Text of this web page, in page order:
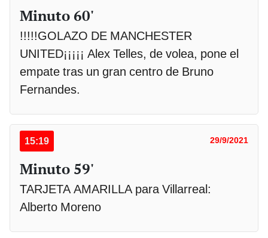
Minuto 60'
!!!!!GOLAZO DE MANCHESTER
UNITED¡¡¡¡¡ Alex Telles, de volea, pone el
empate tras un gran centro de Bruno
Fernandes.
15:19 29/9/2021
Minuto 59'
TARJETA AMARILLA para Villarreal:
Alberto Moreno